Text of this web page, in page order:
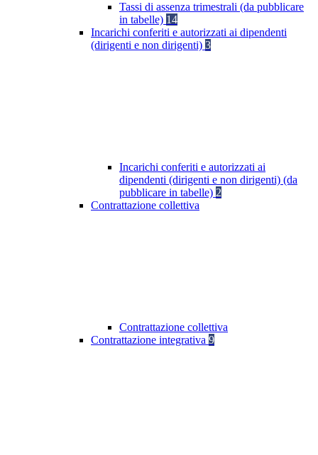
Tassi di assenza trimestrali (da pubblicare
in tabelle) 14
Incarichi conferiti e autorizzati ai dipendenti
(dirigenti e non dirigenti) 3
Incarichi conferiti e autorizzati ai
dipendenti (dirigenti e non dirigenti) (da
pubblicare in tabelle) 2
Contrattazione collettiva
Contrattazione collettiva
Contrattazione integrativa 9